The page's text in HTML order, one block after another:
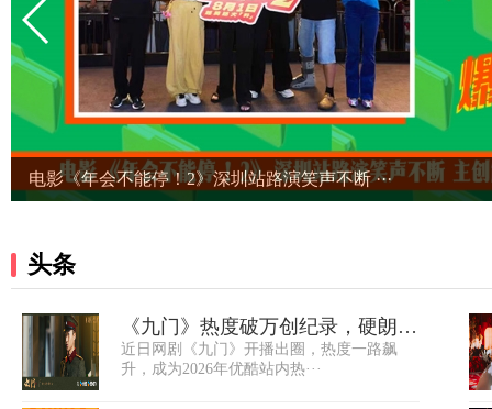
爆笑喜剧《年会不能停！2》上海站路演圆满完···
头条
《九门》热度破万创纪录，硬朗小
生杨昊博崭···
近日网剧《九门》开播出圈，热度一路飙
升，成为2026年优酷站内热···